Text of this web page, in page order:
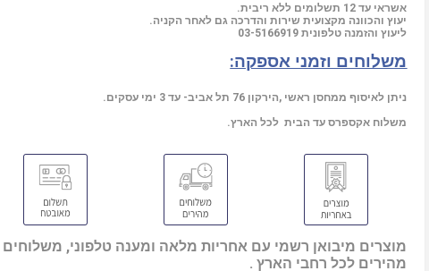
אשראי עד 12 תשלומים ללא ריבית.
יעוץ והכוונה מקצועית שירות והדרכה גם לאחר הקניה.
ליעוץ והזמנה טלפונית 03-5166919
משלוחים וזמני אספקה:
ניתן לאיסוף ממחסן ראשי ,הירקון 76 תל אביב- עד 3 ימי עסקים.
משלוח אקספרס עד הבית לכל הארץ.
מוצרים מיבואן רשמי עם אחריות מלאה ומענה טלפוני, משלוחים
מהירים לכל רחבי הארץ .